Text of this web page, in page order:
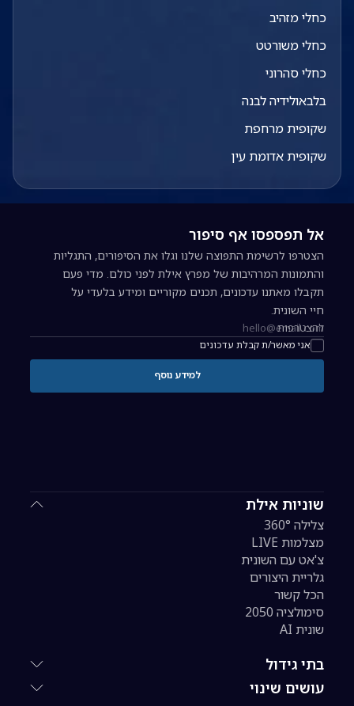
כחלי מזהיב
כחלי משורטט
כחלי סהרוני
בלבאולידיה לבנה
שקופית מרחפת
שקופית אדומת עין
שוניות אילת
צלילה 360°
מצלמות LIVE
צ'אט עם השונית
גלריית היצורים
הכל קשור
סימולציה 2050
שונית AI
בתי גידול
עושים שינוי
אל תפספסו אף סיפור
הצטרפו לרשימת התפוצה שלנו וגלו את הסיפורים, התגליות
והתמונות המרהיבות של מפרץ אילת לפני כולם. מדי פעם
תקבלו מאתנו עדכונים, תכנים מקוריים ומידע בלעדי על
חיי השונית.
כתובת אימייל להרשמה לניוזלטר
אני מאשר/ת קבלת עדכונים
להצטרפות
למידע נוסף